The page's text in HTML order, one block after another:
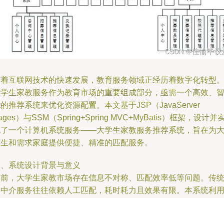
互联网技术的快速发展，教育服务领域正经历着数字化转型。
生家教服务作为教育市场的重要组成部分，亟需一个高效、智
推荐系统来优化资源配置。本文基于JSP（JavaServer
）与SSM（Spring+Spring MVC+MyBatis）框架，设计并
一个计算机系统服务——大学生家教服务推荐系统，旨在为大
和需求家庭提供便捷、精准的匹配服务。
系统设计背景与意义
，大学生家教市场存在信息不对称、匹配效率低等问题。传统
介服务往往依赖人工匹配，耗时耗力且效果有限。本系统利用